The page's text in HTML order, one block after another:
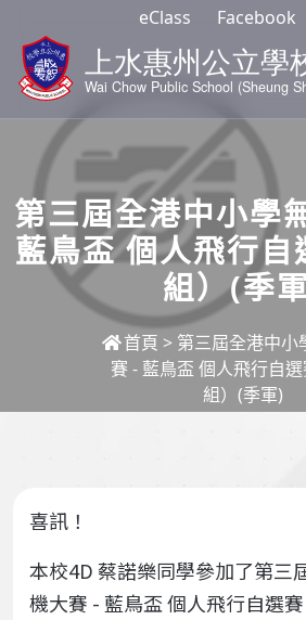
eClass Facebook
第三屆全港中小學
藍鳥盃 個人飛行自
組）(季
首頁 > 第三屆全港中小
賽 - 藍鳥盃 個人飛行自
組）(季軍)
喜訊！
本校4D 蔡諾樂同學參加了第三
機大賽 - 藍鳥盃 個人飛行自選